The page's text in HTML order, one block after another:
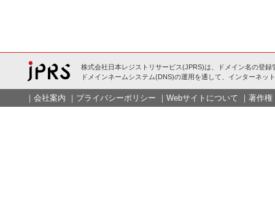
株式会社日本レジストリサービス(JPRS)は、ドメイン名の登録
ドメインネームシステム(DNS)の運用を通して、インターネッ
｜ 会社案内 ｜ プライバシーポリシー ｜ Webサイトについて ｜ 著作権